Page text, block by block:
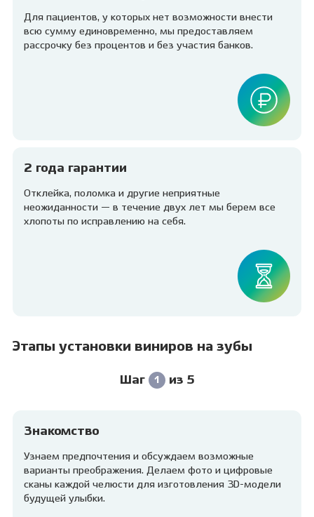
Для пациентов, у которых нет возможности внести
всю сумму единовременно, мы предоставляем
рассрочку без процентов и без участия банков.
2 года гарантии
Отклейка, поломка и другие неприятные
неожиданности — в течение двух лет мы берем все
хлопоты по исправлению на себя.
Этапы установки виниров на зубы
Знакомство
Узнаем предпочтения и обсуждаем возможные
варианты преображения. Делаем фото и цифровые
сканы каждой челюсти для изготовления 3D-модели
будущей улыбки.
Шаг 1 из 5